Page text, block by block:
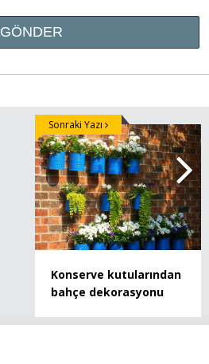
Konserve kutularından
bahçe dekorasyonu
Sonraki Yazı